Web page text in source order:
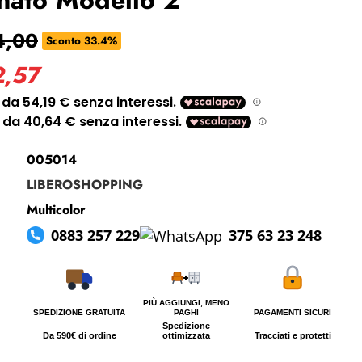
perso la password?
Sconto 33.4%
005014
LIBEROSHOPPING
Multicolor
0883 257 229 375 63 23 248
SPEDIZIONE GRATUITA
Da 590€ di ordine
PIÙ AGGIUNGI, MENO
PAGHI
Spedizione
ottimizzata
PAGAMENTI SICURI
Tracciati e protetti